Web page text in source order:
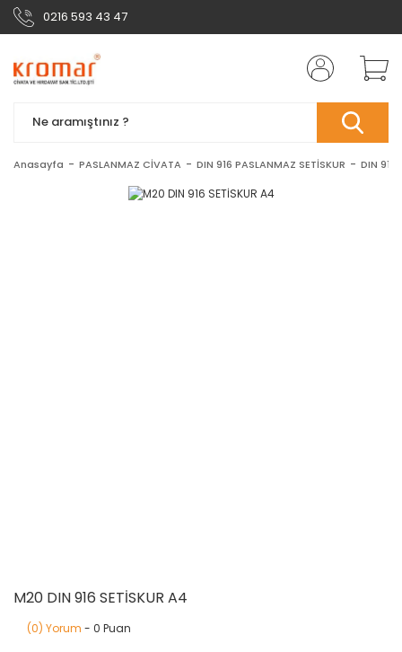
0216 593 43 47
Anasayfa PASLANMAZ CİVATA DIN 916 PASLANMAZ SETİSKUR DIN 916
M20 DIN 916 SETİSKUR A4
(0) Yorum - 0 Puan